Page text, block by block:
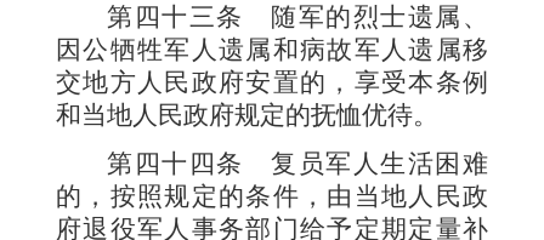
第四十三条 随军的烈士遗属、
因公牺牲军人遗属和病故军人遗属移
交地方人民政府安置的，享受本条例
和当地人民政府规定的抚恤优待。
第四十四条复员军人生活困难
的，按照规定的条件，由当地人民政
府退役军人事务部门给予定期定量补